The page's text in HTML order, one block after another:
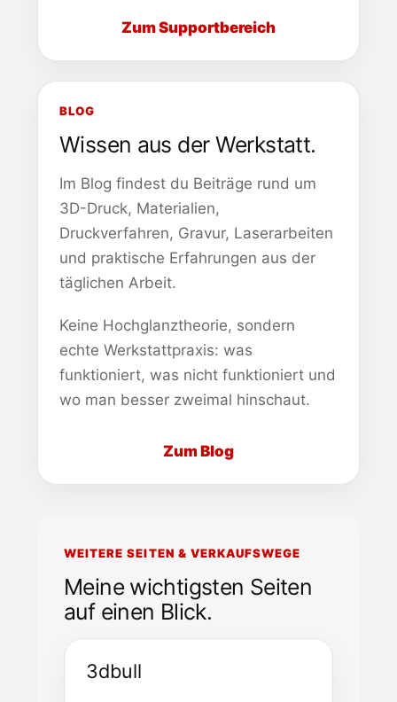
Zum Supportbereich
BLOG
Wissen aus der Werkstatt.
Im Blog findest du Beiträge rund um
3D-Druck, Materialien,
Druckverfahren, Gravur, Laserarbeiten
und praktische Erfahrungen aus der
täglichen Arbeit.
Keine Hochglanztheorie, sondern
echte Werkstattpraxis: was
funktioniert, was nicht funktioniert und
wo man besser zweimal hinschaut.
Zum Blog
WEITERE SEITEN & VERKAUFSWEGE
Meine wichtigsten Seiten
auf einen Blick.
3dbull